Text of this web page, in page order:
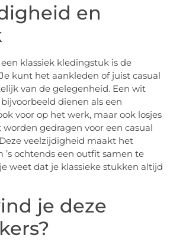
en
klassiek kledingstuk is de
kunt het aankleden of juist casual
van de gelegenheid. Een wit
dienen als een
voor op het werk, maar ook losjes
gedragen voor een casual
veelzijdigheid maakt het
’s ochtends een outfit samen te
weet dat je klassieke stukken altijd
je deze